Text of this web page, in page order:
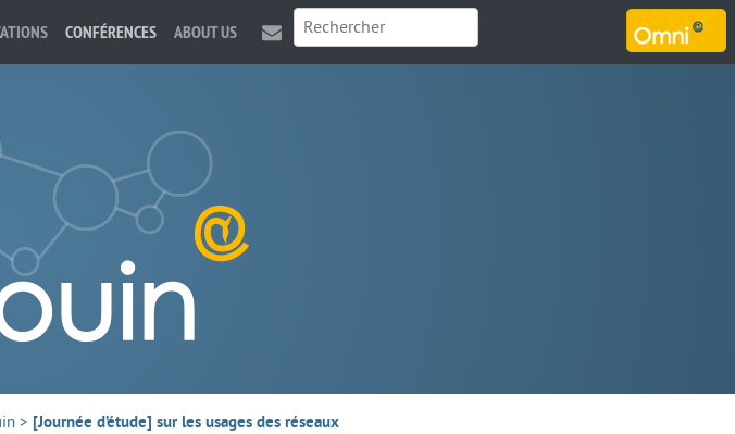
CONFÉRENCES ABOUT US
> [Journée d’étude] sur les usages des réseaux